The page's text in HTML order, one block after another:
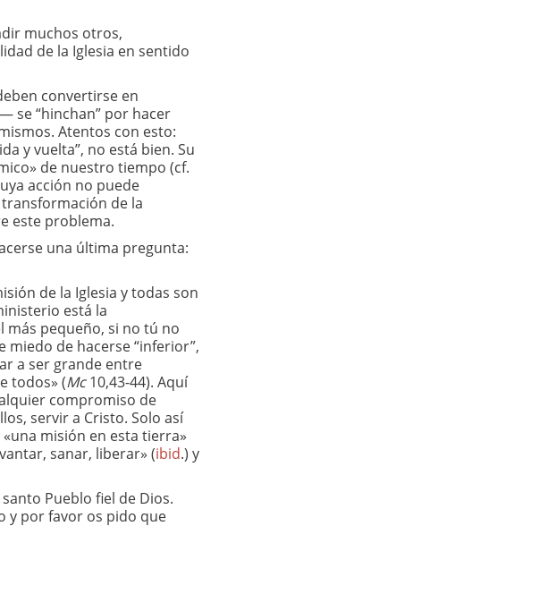
muchos otros,
de la Iglesia en sentido
convertirse en
se “hinchan” por hacer
Atentos con esto:
y vuelta”, no está bien. Su
de nuestro tiempo (cf.
acción no puede
de la
este problema.
una última pregunta:
de la Iglesia y todas son
está la
más pequeño, si no tú no
miedo de hacerse “inferior”,
a ser grande entre
todos» (Mc10,43-44). Aquí
compromiso de
servir a Cristo. Solo así
misión en esta tierra»
sanar, liberar» (ibid.) y
Pueblo fiel de Dios.
y por favor os pido que